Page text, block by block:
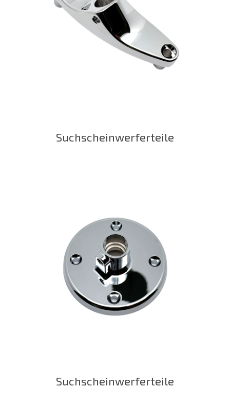
Suchscheinwerferteile
Suchscheinwerferteile